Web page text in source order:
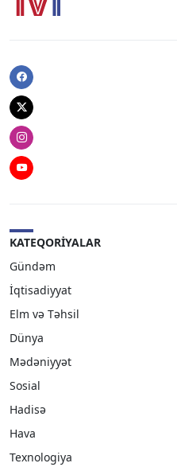
Facebook
Twitter
Instagram
Youtube
KATEQORIYALAR
Gündəm
İqtisadiyyat
Elm və Təhsil
Dünya
Mədəniyyət
Sosial
Hadisə
Hava
Texnologiya